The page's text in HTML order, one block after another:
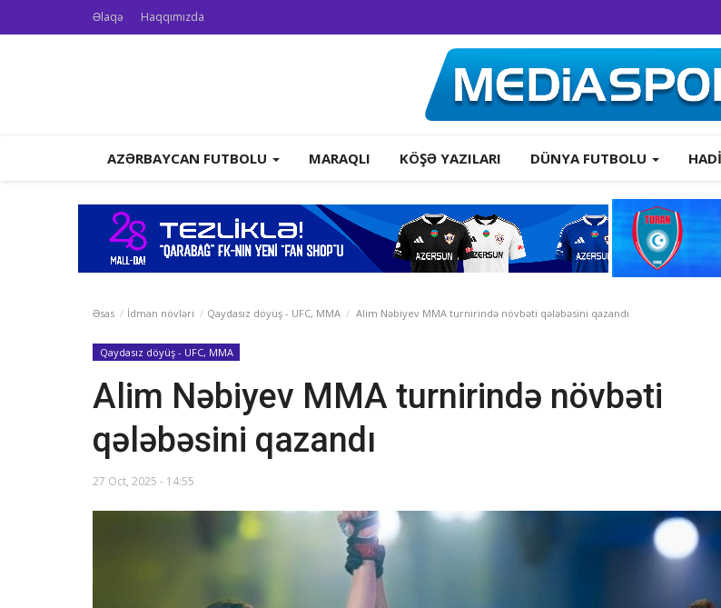
Əlaqə Haqqımızda
AZƏRBAYCAN FUTBOLU MARAQLI KÖŞƏ YAZILARI DÜNYA FUTBOLU
Əsas İdman növləri Qaydasız döyüş - UFC, MMA Alim Nəbiyev MMA turnirində növbəti qələbəsini qazandı
Qaydasız döyüş - UFC, MMA
Alim Nəbiyev MMA turnirində növbəti
qələbəsini qazandı
27 Oct, 2025 - 14:55